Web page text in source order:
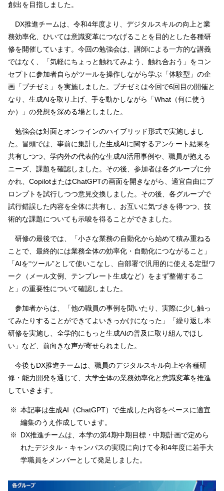
創出を目指しました。
DX推進チームは、令和4年度より、デジタルスキルの向上と業
務効率化、ひいては意識変革につなげることを目的とした各種研
修を開催しています。今回の勉強会は、講師による一方的な講義
ではなく、「気軽にちょっと触れてみよう、触れ合おう」をコン
セプトに参加者自らがツールを操作しながら学ぶ「体験型」の企
画「プチゼミ」を実施しました。プチゼミは今回で6回目の開催と
なり、生成AIを取り上げ、手を動かしながら「What（何に使う
か）」の発想を深める場としました。
勉強会は対面とオンラインのハイブリッド形式で実施しまし
た。冒頭では、事前に集計した生成AIに関するアンケート結果を
共有しつつ、学内外の代表的な生成AI活用事例や、職員が抱える
ニーズ、課題を確認しました。その後、参加者は各グループに分
かれ、CopilotまたはChatGPTの画面を開きながら、適宜自由にプ
ロンプトを試行しつつ意見交換しました。その後、各グループで
試行錯誤した内容を全体に共有し、お互いに気づきを得つつ、技
術的な課題についても示唆を得ることができました。
研修の最後では、「小さな業務の自動化から始めて積み重ねる
ことで、最終的には業務全体の効率化・自動化につながること」
「AIを“ツール”として使いこなし、自部署で汎用的に使える定型ワ
ーク（メール文例、テンプレート生成など）をまず整備するこ
と」の重要性について確認しました。
参加者からは、「他の職員の事例を聞いたり、実際に少し触っ
てみたりすることができてよいきっかけになった」「繰り返し本
研修を実施し、全学的にもっと生成AIの普及に取り組んでほし
い」など、前向きな声が寄せられました。
今後もDX推進チームは、職員のデジタルスキル向上や各種研
修・能力開発を通じて、大学全体の業務効率化と意識変革を推進
していきます。
本記事は生成AI（ChatGPT）で生成した内容をベースに適宜
編集のうえ作成しています。
DX推進チームは、本学の第4期中期目標・中期計画で定めら
れたデジタル・キャンパスの実現に向けて令和4年度に若手大
学職員をメンバーとして発足しました。